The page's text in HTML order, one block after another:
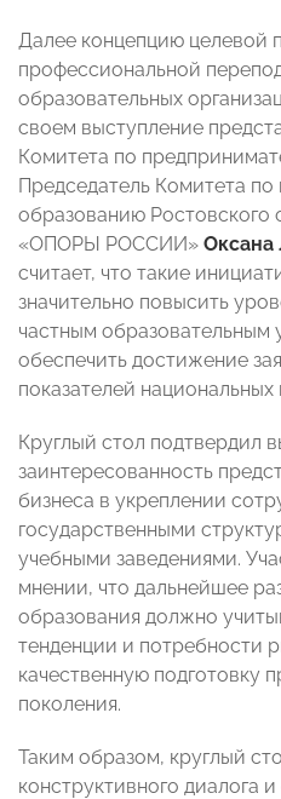
Далее концепцию целевой
профессиональной
образовательных
своем выступление
Комитета по
Председатель Комитета
образованию Ростовского
«ОПОРЫ РОССИИ» Оксана
считает, что такие
значительно повысить
частным образовательным
обеспечить достижение
показателей национальных
Круглый стол подтвердил
заинтересованность
бизнеса в укреплении
государственными
учебными заведениями.
мнении, что дальнейшее
образования должно
тенденции и потребности
качественную подготовку
поколения.
Таким образом, круглый
конструктивного диалога